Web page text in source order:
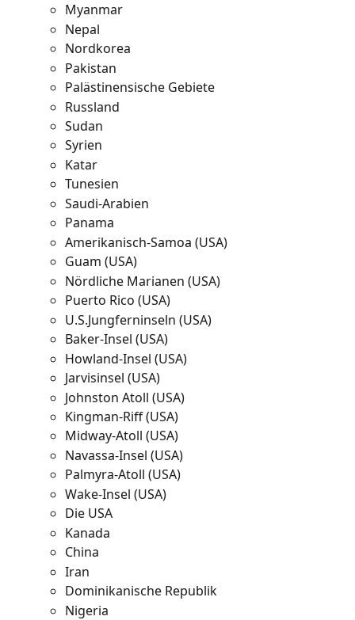
Myanmar
Nepal
Nordkorea
Pakistan
Palästinensische Gebiete
Russland
Sudan
Syrien
Katar
Tunesien
Saudi-Arabien
Panama
Amerikanisch-Samoa (USA)
Guam (USA)
Nördliche Marianen (USA)
Puerto Rico (USA)
U.S.Jungferninseln (USA)
Baker-Insel (USA)
Howland-Insel (USA)
Jarvisinsel (USA)
Johnston Atoll (USA)
Kingman-Riff (USA)
Midway-Atoll (USA)
Navassa-Insel (USA)
Palmyra-Atoll (USA)
Wake-Insel (USA)
Die USA
Kanada
China
Iran
Dominikanische Republik
Nigeria